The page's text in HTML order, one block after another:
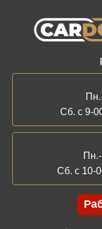
Сб. с 9-
Сб. с 10-